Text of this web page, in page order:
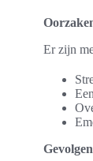
Er zijn